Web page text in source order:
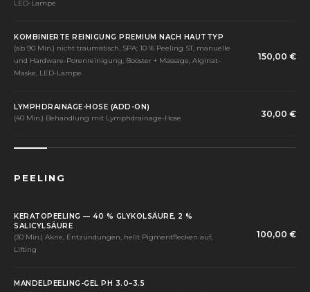
LED-Lampe
KOMBINIERTE REINIGUNG PREMIUM NACH HAUTTYP
(ab 90 Min.) nicht traumatisch, SPA; 10 % Peeling ST, manuelle
und Hardware-Porenreinigung, Booster + Massage, Alginat-
Maske, LED-Lampe
150,00 €
LYMPHDRAINAGE-HOSE (ADD-ON)
(40 Min.) Behandlung mit Lymphdrainage-Hose
30,00 €
PEELING
KERATOPEELING — 40 % GLYKOLSÄURE, 2 %
SALICYLSÄURE
(30 Min.) Akne, Entzündungen, hellt Pigmentflecken auf,
Lifting
100,00 €
MANDELPEELING-GEL PH 3.0–3.5